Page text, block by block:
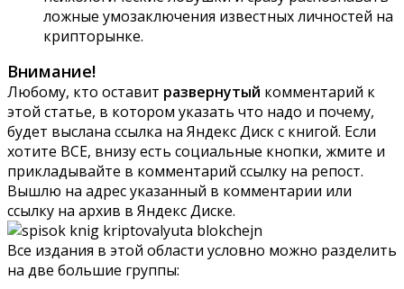
ложные умозаключения известных личностей на
крипторынке.
Внимание!
Любому, кто оставит развернутый комментарий к
этой статье, в котором указать что надо и почему,
будет выслана ссылка на Яндекс Диск с книгой. Если
хотите ВСЕ, внизу есть социальные кнопки, жмите и
прикладывайте в комментарий ссылку на репост.
Вышлю на адрес указанный в комментарии или
ссылку на архив в Яндекс Диске.
Все издания в этой области условно можно разделить
на две большие группы: